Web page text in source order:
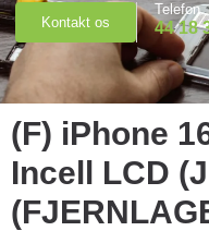
Kontakt os
Telefon
44 18
(F) iPhone
Incell LCD